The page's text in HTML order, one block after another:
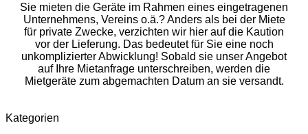
Sie mieten die Geräte im Rahmen eines eingetragenen
Unternehmens, Vereins o.ä.? Anders als bei der Miete
für private Zwecke, verzichten wir hier auf die Kaution
vor der Lieferung. Das bedeutet für Sie eine noch
unkomplizierter Abwicklung! Sobald sie unser Angebot
auf Ihre Mietanfrage unterschreiben, werden die
Mietgeräte zum abgemachten Datum an sie versandt.
Kategorien